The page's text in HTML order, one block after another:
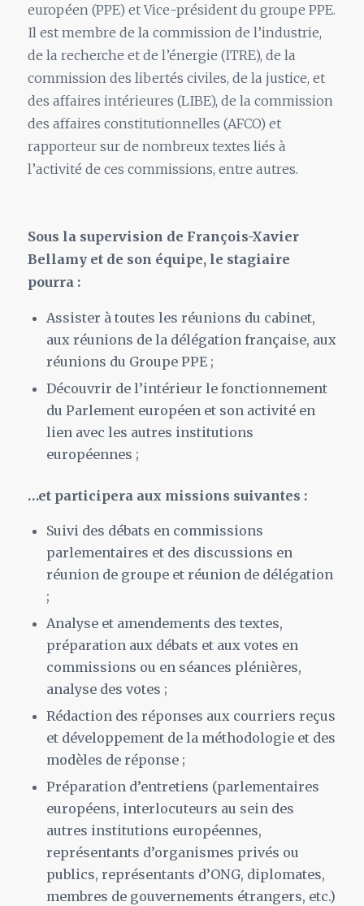
européen (PPE) et Vice-président du groupe PPE.
Il est membre de la commission de l’industrie,
de la recherche et de l’énergie (ITRE), de la
commission des libertés civiles, de la justice, et
des affaires intérieures (LIBE), de la commission
des affaires constitutionnelles (AFCO) et
rapporteur sur de nombreux textes liés à
l’activité de ces commissions, entre autres.
Sous la supervision de François-Xavier
Bellamy et de son équipe, le stagiaire
pourra :
Assister à toutes les réunions du cabinet,
aux réunions de la délégation française, aux
réunions du Groupe PPE ;
Découvrir de l’intérieur le fonctionnement
du Parlement européen et son activité en
lien avec les autres institutions
européennes ;
…et participera aux missions suivantes :
Suivi des débats en commissions
parlementaires et des discussions en
réunion de groupe et réunion de délégation
;
Analyse et amendements des textes,
préparation aux débats et aux votes en
commissions ou en séances plénières,
analyse des votes ;
Rédaction des réponses aux courriers reçus
et développement de la méthodologie et des
modèles de réponse ;
Préparation d’entretiens (parlementaires
européens, interlocuteurs au sein des
autres institutions européennes,
représentants d’organismes privés ou
publics, représentants d’ONG, diplomates,
membres de gouvernements étrangers, etc.)